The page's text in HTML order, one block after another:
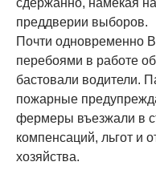
преддверии выборов.
Почти одновременно
перебоями в работе
бастовали водители.
пожарные
фермеры въезжали в
компенсаций, льгот и
хозяйства.